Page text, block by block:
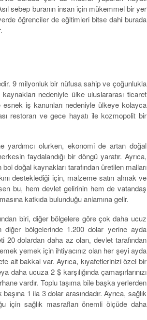
sebep buranın insan için mükemmel bir yer
öğrenciler de eğitimleri bitse dahi burada
9 milyonluk bir nüfusa sahip ve çoğunlukla
nedeniyle ülke uluslararası ticaret
esnek iş kanunları nedeniyle ülkeye kolayca
restoran ve gece hayatı ile kozmopolit bir
yardımcı olurken, ekonomi de artan doğal
faydalandığı bir döngü yaratır. Ayrıca,
doğal kaynakları tarafından üretilen malları
desteklediği için, malzeme satın almak ve
bu, hem devlet gelirinin hem de vatandaş
katkıda bulunduğu anlamına gelir.
biri, diğer bölgelere göre çok daha ucuz
diğer bölgelerinde 1.200 dolar yerine ayda
20 dolardan daha az olan, devlet tarafından
yemek için ihtiyacınız olan her şeyi ayda
ait bakkal var. Ayrıca, kıyafetlerinizi özel bir
ucuza 2 $ karşılığında çamaşırlarınızı
vardır. Toplu taşıma bile başka yerlerden
1 ila 3 dolar arasındadır. Ayrıca, sağlık
için sağlık masrafları önemli ölçüde daha